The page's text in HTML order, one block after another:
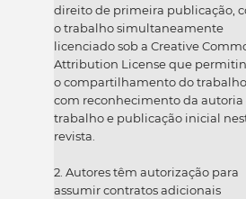
direito de primeira publicação,
o trabalho simultaneamente
licenciado sob a Creative
Attribution License que
o compartilhamento do trabalho
com reconhecimento da autoria
trabalho e publicação inicial
revista.
2. Autores têm autorização para
assumir contratos adicionais